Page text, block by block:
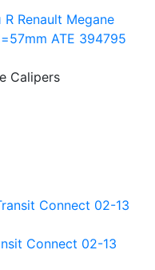
Renault Megane
ATE 394795
Calipers
Connect 02-13